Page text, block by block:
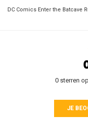
DC Comics Enter the Batcave
0 sterren
JE